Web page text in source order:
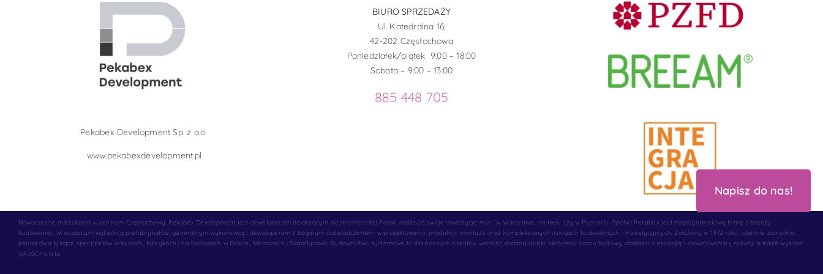
Pekabex Development Sp. z o.o
www.pekabexdevelopment.pl
BIURO SPRZEDAŻY
Ul. Katedralna 16,
42-202 Częstochowa
Poniedziałek/piątek 9:00 – 18:00
Sobota – 9:00 – 13:00
885 448 705
Nowoczesne mieszkania w centrum Częstochowy. Pekabex Development jest deweloperem działającym na terenie całej Polski, realizuje swoje inwestycje m.in.: w Warszawie, na Helu czy w Poznaniu. Spółka Pekabex jest międzynarodową firmą z branży
budowlanej: wi wiodącym wytwórcą prefabrykatów, generalnym wykonawcą i deweloperem z bogatym doświadczeniem w projektowaniu, produkcji, montażu oraz kompleksowych usługach budowlanych i inwestycyjnych. Założony w 1972 roku, obecnie zatrudnia
ponad dwa tysiące specjalistów w biurach, fabrykach i na budowach w Polsce, Niemczech i Skandynawii. Budownictwo systemowe to dla naszych Klientów wartość dodana dzięki: skróceniu czasu budowy, dbałości o ekologię i zrównoważony rozwój, a także wysoka
jakość na lata.
Napisz do nas!